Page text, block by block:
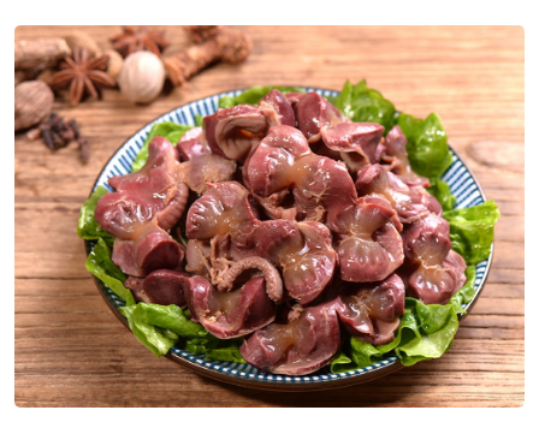
联系·服务